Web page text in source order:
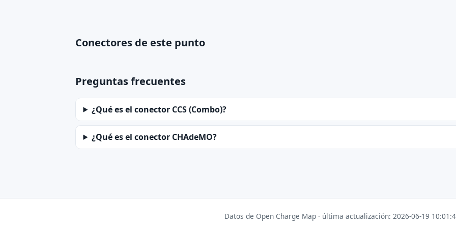
Conectores de este punto
Preguntas frecuentes
¿Qué es el conector CCS (Combo)?
¿Qué es el conector CHAdeMO?
Datos de Open Charge Map · última actualización: 2026-06-19